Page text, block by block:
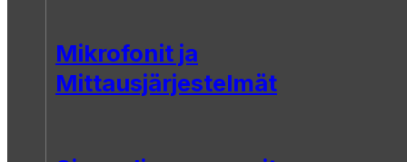
Mikrofonit ja
Mittausjärjestelmät